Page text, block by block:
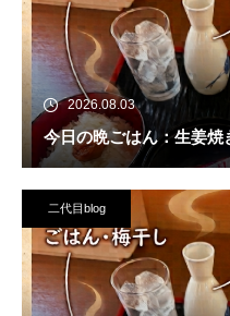
2026.08.03
今日の晩ごはん：生姜焼
二代目blog